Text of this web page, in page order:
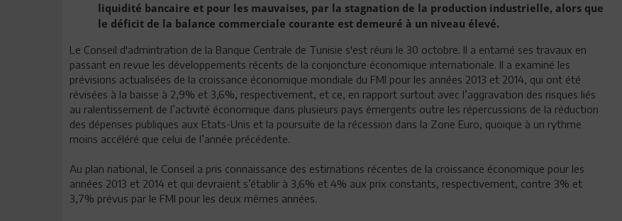
liquidité bancaire et pour les mauvaises, par la stagnation de la production industrielle, alors que
le déficit de la balance commerciale courante est demeuré à un niveau élevé.
Le Conseil d'admintration de la Banque Centrale de Tunisie s'est réuni le 30 octobre. Il a entamé ses travaux en
passant en revue les développements récents de la conjoncture économique internationale. Il a examiné les
prévisions actualisées de la croissance économique mondiale du FMI pour les années 2013 et 2014, qui ont été
révisées à la baisse à 2,9% et 3,6%, respectivement, et ce, en rapport surtout avec l’aggravation des risques liés
au ralentissement de l’activité économique dans plusieurs pays émergents outre les répercussions de la réduction
des dépenses publiques aux Etats-Unis et la poursuite de la récession dans la Zone Euro, quoique à un rythme
moins accéléré que celui de l’année précédente.
Au plan national, le Conseil a pris connaissance des estimations récentes de la croissance économique pour les
années 2013 et 2014 et qui devraient s’établir à 3,6% et 4% aux prix constants, respectivement, contre 3% et
3,7% prévus par le FMI pour les deux mêmes années.